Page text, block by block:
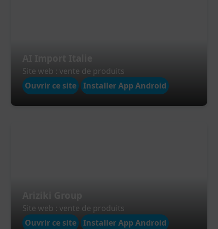
Site web : vente de produits
Ouvrir ce site
Installer App Android
Site web : vente de produits
Ouvrir ce site
Installer App Android